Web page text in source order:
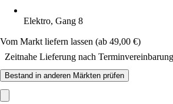
Elektro, Gang 8
Vom Markt liefern lassen (ab 49,00 €)
Zeitnahe Lieferung nach Terminvereinbarung
Bestand in anderen Märkten prüfen